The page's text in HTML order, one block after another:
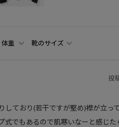
体重 靴のサイズ
投
ており(若干ですが堅め)襟が立っ
でもあるので肌寒いなーと感じた